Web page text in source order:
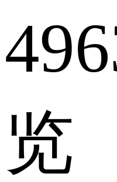
览